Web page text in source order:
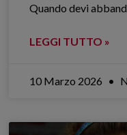
Quando devi
LEGGI TUTTO »
10 Marzo 2026